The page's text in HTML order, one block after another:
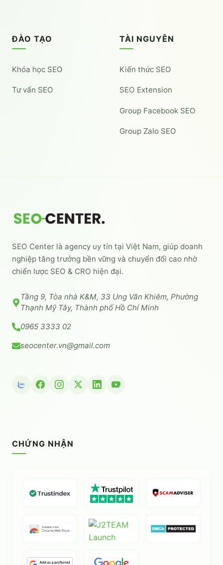
ĐÀO TẠO
Khóa học SEO
Tư vấn SEO
TÀI NGUYÊN
Kiến thức SEO
SEO Extension
Group Facebook SEO
Group Zalo SEO
SEO Center là agency uy tín tại Việt Nam, giúp doanh
nghiệp tăng trưởng bền vững và chuyển đổi cao nhờ
chiến lược SEO & CRO hiện đại.
Tầng 9, Tòa nhà K&M, 33 Ung Văn Khiêm, Phường
Thạnh Mỹ Tây, Thành phố Hồ Chí Minh
0965 3333 02
seocenter.vn@gmail.com
CHỨNG NHẬN